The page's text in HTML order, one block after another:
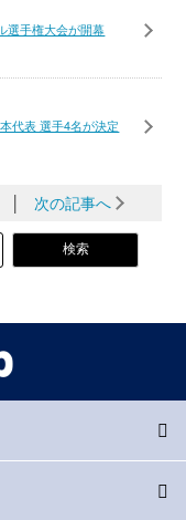
選手権大会が開幕
代表 選手4名が決定
│ 次の記事へ